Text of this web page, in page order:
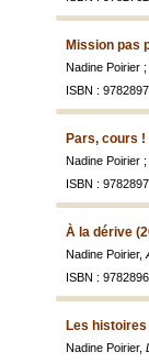
Mission pas
Nadine Poirier
ISBN :
Pars, cours
Nadine Poirier
ISBN :
À la dérive
Nadine Poirier,
ISBN :
Les
Nadine Poirier,